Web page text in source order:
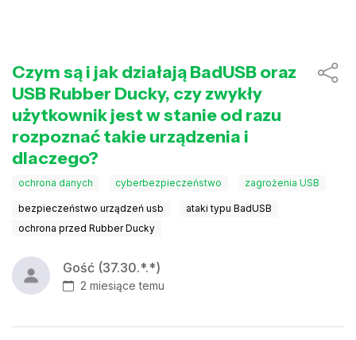
Czym są i jak działają BadUSB oraz
USB Rubber Ducky, czy zwykły
użytkownik jest w stanie od razu
rozpoznać takie urządzenia i
dlaczego?
ochrona danych cyberbezpieczeństwo zagrożenia USB
bezpieczeństwo urządzeń usb
ataki typu BadUSB
ochrona przed Rubber Ducky
Gość (37.30.*.*)
2 miesiące temu